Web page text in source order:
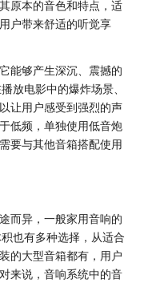
原本的音色和特点，适
户带来舒适的听觉享
能够产生深沉、震撼的
放电影中的爆炸场景、
让用户感受到强烈的声
低频，单独使用低音炮
要与其他音箱搭配使用
而异，一般家用音响的
也有多种选择，从适合
的大型音箱都有，用户
来说，音响系统中的音